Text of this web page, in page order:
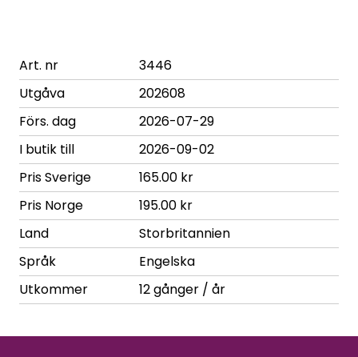
Art. nr
3446
Utgåva
202608
Förs. dag
2026-07-29
I butik till
2026-09-02
Pris Sverige
165.00 kr
Pris Norge
195.00 kr
Land
Storbritannien
Språk
Engelska
Utkommer
12 gånger / år